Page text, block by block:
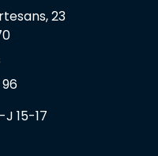
23
J 15-17